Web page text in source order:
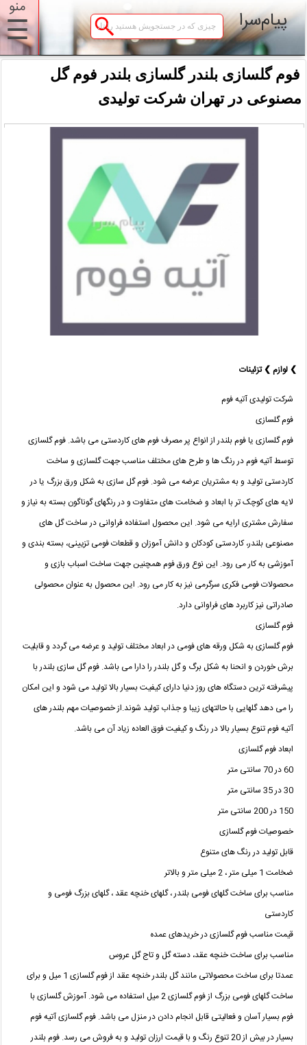
منو
☰ پیام‌سرا
فوم گلسازی بلندر گلسازی بلندر فوم گل
مصنوعی در تهران شرکت تولیدی
❯ لوازم ❯ تزئینات
شرکت تولیدی آتیه فوم
فوم گلسازی
فوم گلسازی یا فوم بلندر از انواع پر مصرف فوم های کاردستی می باشد. فوم گلسازی
توسط آتیه فوم در رنگ ها و طرح های مختلف مناسب جهت گلسازی و ساخت
کاردستی تولید و به مشتریان عرضه می شود. فوم گل سازی به شکل ورق بزرگ یا در
لایه های کوچک تر با ابعاد و ضخامت های متفاوت و در رنگهای گوناگون بسته به نیاز و
سفارش مشتری ارایه می شود. این محصول استفاده فراوانی در ساخت گل های
مصنوعی بلندر، کاردستی کودکان و دانش آموزان و قطعات فومی تزیینی، بسته بندی و
آموزشی به کار می رود. این نوع ورق فوم همچنین جهت ساخت اسباب بازی و
محصولات فومی فکری سرگرمی نیز به کار می رود. این محصول به عنوان محصولی
صادراتی نیز کاربرد های فراوانی دارد.
فوم گلسازی
فوم گلسازی به شکل ورقه های فومی در ابعاد مختلف تولید و عرضه می گردد و قابلیت
برش خوردن و انحنا به شکل برگ و گل بلندر را دارا می باشد. فوم گل سازی بلندر با
پیشرفته ترین دستگاه های روز دنیا دارای کیفیت بسیار بالا تولید می شود و این امکان
را می دهد گلهایی با حالتهای زیبا و جذاب تولید شوند.از خصوصیات مهم بلندر های
آتیه فوم تنوع بسیار بالا در رنگ و کیفیت فوق العاده زیاد آن می باشد.
ابعاد فوم گلسازی
60 در 70 سانتی متر
30 در 35 سانتی متر
150 در 200 سانتی متر
خصوصیات فوم گلسازی
قابل تولید در رنگ های متنوع
ضخامت 1 میلی متر ، 2 میلی متر و بالاتر
مناسب برای ساخت گلهای فومی بلندر ، گلهای خنچه عقد ، گلهای بزرگ فومی و
کاردستی
قیمت مناسب فوم گلسازی در خریدهای عمده
مناسب برای ساخت خنچه عقد، دسته گل و تاج گل عروس
عمدتا برای ساخت محصولاتی مانند گل بلندر خنچه عقد از فوم گلسازی 1 میل و برای
ساخت گلهای فومی بزرگ از فوم گلسازی 2 میل استفاده می شود. آموزش گلسازی با
فوم بسیار آسان و فعالیتی قابل انجام دادن در منزل می باشد. فوم گلسازی آتیه فوم
بسیار در بیش از 20 تنوع رنگ و با قیمت ارزان تولید و به فروش می رسد. فوم بلندر